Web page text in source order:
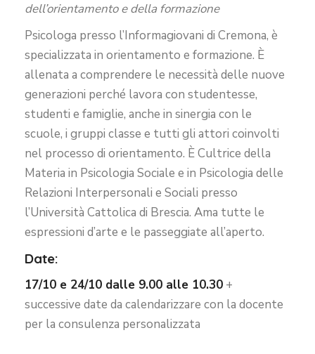
dell’orientamento e della formazione
Psicologa presso l’Informagiovani di Cremona, è
specializzata in orientamento e formazione. È
allenata a comprendere le necessità delle nuove
generazioni perché lavora con studentesse,
studenti e famiglie, anche in sinergia con le
scuole, i gruppi classe e tutti gli attori coinvolti
nel processo di orientamento. È Cultrice della
Materia in Psicologia Sociale e in Psicologia delle
Relazioni Interpersonali e Sociali presso
l’Università Cattolica di Brescia. Ama tutte le
espressioni d’arte e le passeggiate all’aperto.
Date:
17/10 e 24/10 dalle 9.00 alle 10.30 +
successive date da calendarizzare con la docente
per la consulenza personalizzata